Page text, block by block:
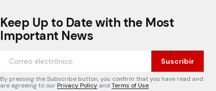
Keep Up to Date with the Most
Important News
Suscribir
By pressing the Subscribe button, you confirm that you have read and
are agreeing to ourPrivacy Policy and Terms of Use